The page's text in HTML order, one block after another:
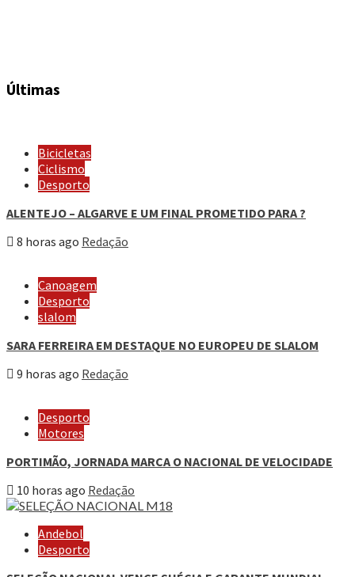
Últimas
Bicicletas
Ciclismo
Desporto
ALENTEJO – ALGARVE E UM FINAL PROMETIDO PARA ?
8 horas ago Redação
Canoagem
Desporto
slalom
SARA FERREIRA EM DESTAQUE NO EUROPEU DE SLALOM
9 horas ago Redação
Desporto
Motores
PORTIMÃO, JORNADA MARCA O NACIONAL DE VELOCIDADE
10 horas ago Redação
Andebol
Desporto